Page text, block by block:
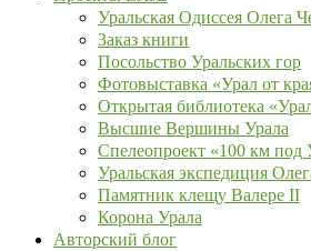
Уральская Одиссея Олега
Заказ книги
Посольство Уральских гор
Фотовыставка «Урал от
Открытая библиотека
Высшие Вершины Урала
Спелеопроект «100 км под
Уральская экспедиция
Памятник клещу Валере II
Корона Урала
Авторский блог